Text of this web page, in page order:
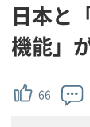
日本と
機能」
66